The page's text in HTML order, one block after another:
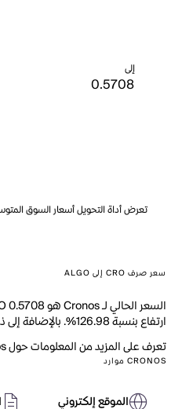
إلى
تعرض أداة التحويل أسعار السوق
سعر صرف CRO إلى ALGO
ارتفاع بنسبة 126.98%. بالإضافة إلى ذلك، تم تداول 7.957M من CRO خلال اليوم الماضي.
تعرف على المزيد من المعلومات حول Cronos هنا.
CRONOS موارد
الموقع إلكتروني